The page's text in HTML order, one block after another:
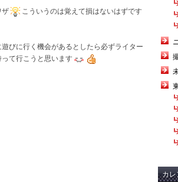
ザ こういうのは覚えて損はないはずです
びに行く機会があるとしたら必ずライター
て行こうと思います
カレ